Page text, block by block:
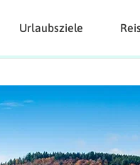
Urlaubsziele